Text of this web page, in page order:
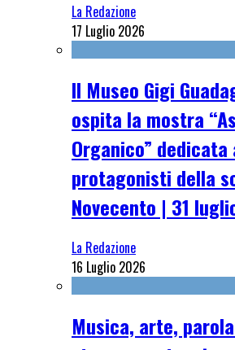
La Redazione
17 Luglio 2026
Il Museo Gigi
ospita la mostra
Organico”
protagonisti della
Novecento | 31
La Redazione
16 Luglio 2026
Musica, arte,